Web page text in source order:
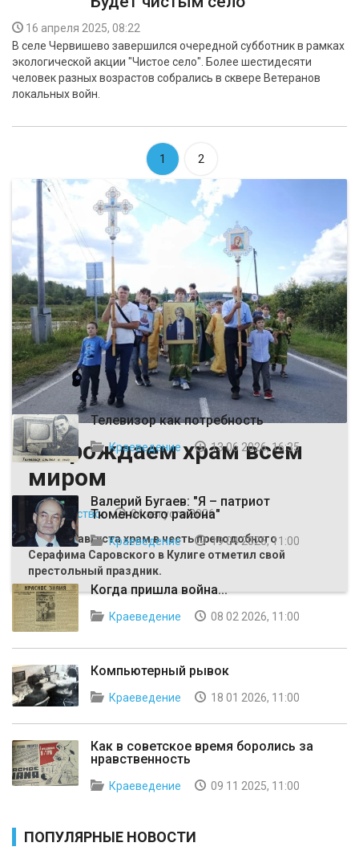
16 апреля 2025, 08:22
В селе Червишево завершился очередной субботник в рамках
экологической акции "Чистое село". Более шестидесяти
человек разных возрастов собрались в сквере Ветеранов
локальных войн.
1 2
Возрождаем храм всем
миром
Общество
04 августа 2026
Первого августа храм в честь преподобного
Серафима Саровского в Кулиге отметил свой
престольный праздник.
ВЫБОР РЕДАКЦИИ
Телевизор как потребность
Краеведение 13 06 2026, 16:35
Валерий Бугаев: "Я – патриот
Тюменского района"
Краеведение 19 04 2026, 11:00
Когда пришла война...
Краеведение 08 02 2026, 11:00
Компьютерный рывок
Краеведение 18 01 2026, 11:00
Как в советское время боролись за
нравственность
Краеведение 09 11 2025, 11:00
ПОПУЛЯРНЫЕ НОВОСТИ